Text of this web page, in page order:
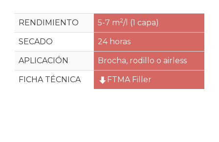
RENDIMIENTO 5-7 m2/l (1 capa)
SECADO 24 horas
APLICACIÓN Brocha, rodillo o airless
FICHA TÉCNICA FTMA Filler